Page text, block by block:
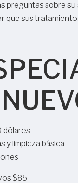
preguntas sobre
que sus
dólares
y limpieza básica
$85